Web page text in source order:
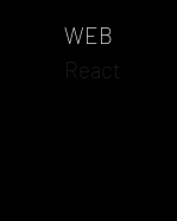
WEB
React